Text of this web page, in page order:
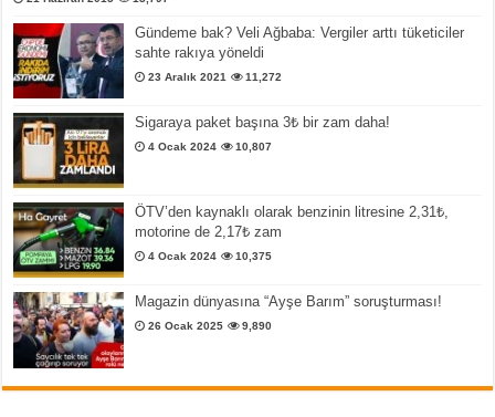
Gündeme bak? Veli Ağbaba: Vergiler arttı tüketiciler
sahte rakıya yöneldi
23 Aralık 2021 11,272
Sigaraya paket başına 3₺ bir zam daha!
4 Ocak 2024 10,807
ÖTV’den kaynaklı olarak benzinin litresine 2,31₺,
motorine de 2,17₺ zam
4 Ocak 2024 10,375
Magazin dünyasına “Ayşe Barım” soruşturması!
26 Ocak 2025 9,890